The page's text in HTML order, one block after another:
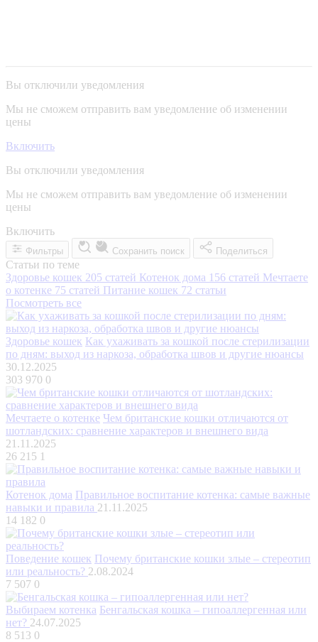
Вы отключили уведомления
Мы не сможем отправить вам уведомление об изменении
цены
Включить
Вы отключили уведомления
Мы не сможем отправить вам уведомление об изменении
цены
Включить
Фильтры Сохранить поиск Поделиться
Статьи по теме
Здоровье кошек 205 статей Котенок дома 156 статей Мечтаете
о котенке 75 статей Питание кошек 72 статьи
Посмотреть все
Здоровье кошек Как ухаживать за кошкой после стерилизации
по дням: выход из наркоза, обработка швов и другие нюансы
30.12.2025
303 970 0
Мечтаете о котенке Чем британские кошки отличаются от
шотландских: сравнение характеров и внешнего вида
21.11.2025
26 215 1
Котенок дома Правильное воспитание котенка: самые важные
навыки и правила 21.11.2025
14 182 0
Поведение кошек Почему британские кошки злые – стереотип
или реальность? 2.08.2024
7 507 0
Выбираем котенка Бенгальская кошка – гипоаллергенная или
нет? 24.07.2025
8 513 0